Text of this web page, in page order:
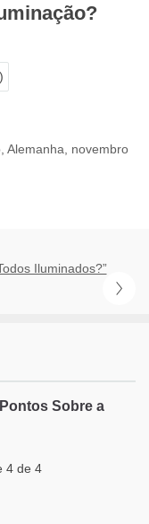
Alemanha, novembro
Iluminados?”
Sobre a
4 de 4